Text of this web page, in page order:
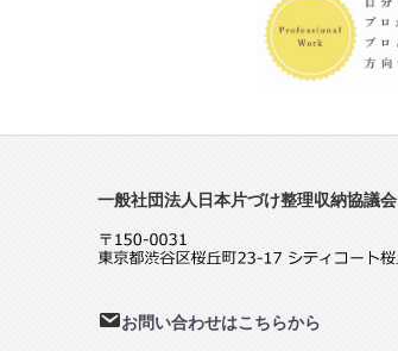
一般社団法人日本片づけ整理収納協議会
お問い合わせはこちらから